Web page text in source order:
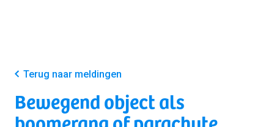
Terug naar meldingen
Bewegend object als